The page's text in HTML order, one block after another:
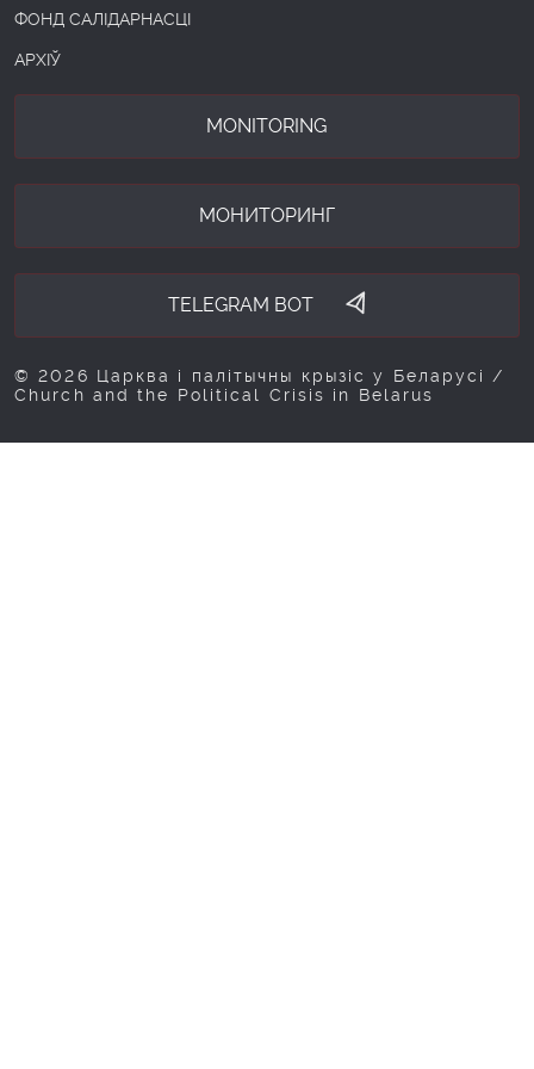
ФОНД САЛІДАРНАСЦІ
АРХІЎ
MONITORING
МОНИТОРИНГ
TELEGRAM BOT
© 2026 Царква і палітычны крызіс у Беларусі /
Church and the Political Crisis in Belarus